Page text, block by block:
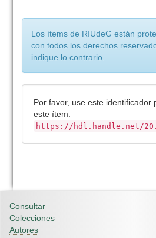
Los ítems de RIUdeG están
con todos los derechos
indique lo contrario.
Por favor, use este identificador
este ítem:
https://hdl.handle.net/
Consultar
Colecciones
Autores